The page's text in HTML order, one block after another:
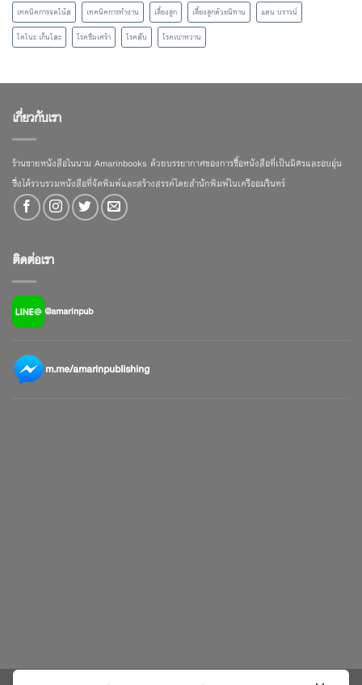
เทคนิคการจดโน้ต
เทคนิคการทำงาน เลี้ยงลูก เลี้ยงลูกด้วยนิทาน
แดน บราวน์
โคโนะ เก็นโตะ
โรคซึมเศร้า โรคตับ โรคเบาหวาน
เกี่ยวกับเรา
ร้านขายหนังสือในนาม Amarinbooks ด้วยบรรยากาศของการซื้อหนังสือที่เป็นมิตรและอบอุ่น
ซึ่งได้รวบรวมหนังสือที่จัดพิมพ์และสร้างสรรค์โดยสำนักพิมพ์ในเครืออมรินทร์
ติดต่อเรา
@amarinpub
m.me/amarinpublishing